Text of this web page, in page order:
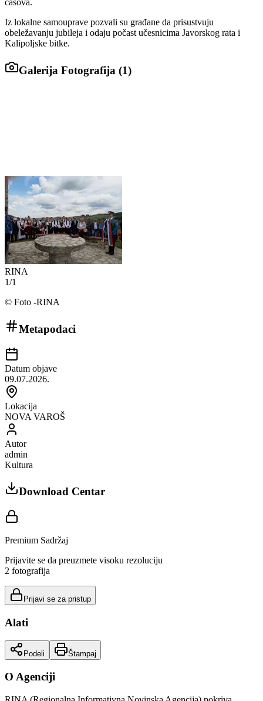
Iz lokalne samouprave pozvali su građane da prisustvuju
obeležavanju jubileja i odaju počast učesnicima Javorskog rata i
Kalipoljske bitke.
Galerija Fotografija (1)
RINA
1/1
© Foto -RINA
Metapodaci
Datum objave
09.07.2026.
Lokacija
NOVA VAROŠ
Autor
admin
Kultura
Download Centar
Premium Sadržaj
Prijavite se da preuzmete visoku rezoluciju
2 fotografija
Prijavi se za pristup
Alati
Podeli Štampaj
O Agenciji